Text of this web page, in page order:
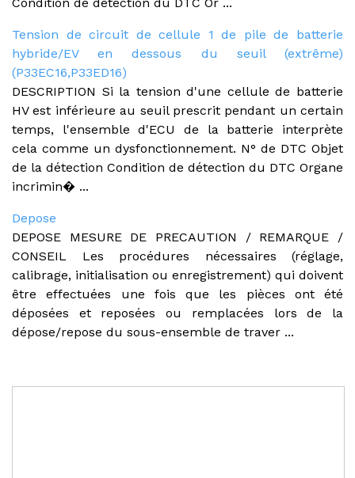
Tension de circuit de cellule 1 de pile de batterie
hybride/EV en dessous du seuil (extrême)
(P33EC16,P33ED16)
DESCRIPTION Si la tension d'une cellule de batterie
HV est inférieure au seuil prescrit pendant un certain
temps, l'ensemble d'ECU de la batterie interprète
cela comme un dysfonctionnement. N° de DTC Objet
de la détection Condition de détection du DTC Organe
incrimin� ...
Depose
DEPOSE MESURE DE PRECAUTION / REMARQUE /
CONSEIL Les procédures nécessaires (réglage,
calibrage, initialisation ou enregistrement) qui doivent
être effectuées une fois que les pièces ont été
déposées et reposées ou remplacées lors de la
dépose/repose du sous-ensemble de traver ...